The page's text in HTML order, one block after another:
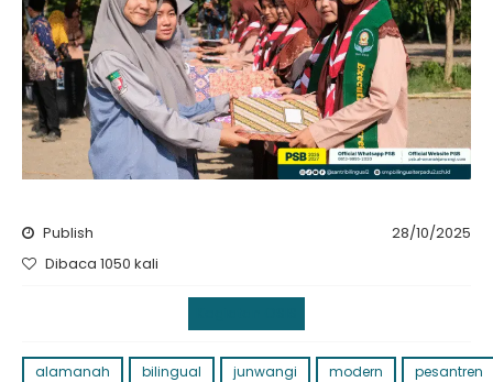
Publish
28/10/2025
Dibaca 1050 kali
alamanah bilingual junwangi modern pesantren